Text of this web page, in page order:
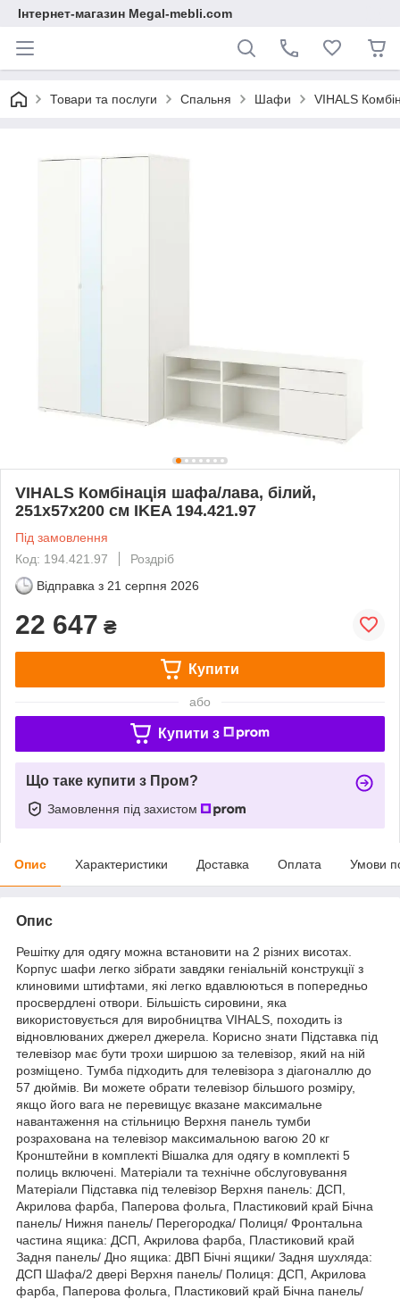
Інтернет-магазин Megal-mebli.com
Товари та послуги Спальня Шафи VIHALS
VIHALS Комбінація шафа/лава, білий,
251x57x200 см IKEA 194.421.97
Під замовлення
Код: 194.421.97
Роздріб
Відправка з 21 серпня 2026
22 647 ₴
Купити
або
Купити з
Що таке купити з Пром?
Замовлення під захистом
Опис Характеристики Доставка Оплата Умови
Опис
Решітку для одягу можна встановити на 2 різних висотах.
Корпус шафи легко зібрати завдяки геніальній конструкції з
клиновими штифтами, які легко вдавлюються в попередньо
просвердлені отвори. Більшість сировини, яка
використовується для виробництва VIHALS, походить із
відновлюваних джерел джерела. Корисно знати Підставка під
телевізор має бути трохи ширшою за телевізор, який на ній
розміщено. Тумба підходить для телевізора з діагоналлю до
57 дюймів. Ви можете обрати телевізор більшого розміру,
якщо його вага не перевищує вказане максимальне
навантаження на стільницю Верхня панель тумби
розрахована на телевізор максимальною вагою 20 кг
Кронштейни в комплекті Вішалка для одягу в комплекті 5
полиць включені. Матеріали та технічне обслуговування
Матеріали Підставка під телевізор Верхня панель: ДСП,
Акрилова фарба, Паперова фольга, Пластиковий край Бічна
панель/ Нижня панель/ Перегородка/ Полиця/ Фронтальна
частина ящика: ДСП, Акрилова фарба, Пластиковий край
Задня панель/ Дно ящика: ДВП Бічні ящики/ Задня шухляда:
ДСП Шафа/2 двері Верхня панель/ Полиця: ДСП, Акрилова
фарба, Паперова фольга, Пластиковий край Бічна панель/